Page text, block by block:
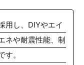
用し、DIYやエイ
ネや耐震性能、制
。